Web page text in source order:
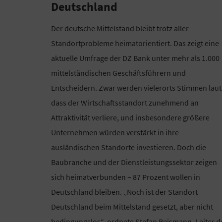
Deutschland
Der deutsche Mittelstand bleibt trotz aller
Standortprobleme heimatorientiert. Das zeigt eine
aktuelle Umfrage der DZ Bank unter mehr als 1.000
mittelständischen Geschäftsführern und
Entscheidern. Zwar werden vielerorts Stimmen
dass der Wirtschaftsstandort zunehmend an
Attraktivität verliere, und insbesondere größere
Unternehmen würden verstärkt in ihre
ausländischen Standorte investieren. Doch die
Baubranche und der Dienstleistungssektor zeigen
sich heimatverbunden – 87 Prozent wollen in
Deutschland bleiben. „Noch ist der Standort
Deutschland beim Mittelstand gesetzt, aber nicht